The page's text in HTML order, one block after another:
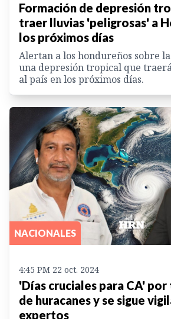
Formación de depresión
traer lluvias 'peligrosas' a
los próximos días
Alertan a los hondureños sobre
una depresión tropical que
al país en los próximos días.
NACIONALES
4:45 PM 22 oct. 2024
'Días cruciales para CA'
de huracanes y se sigue
expertos